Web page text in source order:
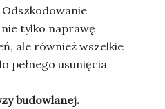
tylko naprawę
ale również wszelkie
pełnego usunięcia
budowlanej.